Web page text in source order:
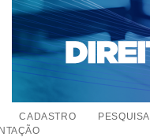
CADASTRO PESQUISA